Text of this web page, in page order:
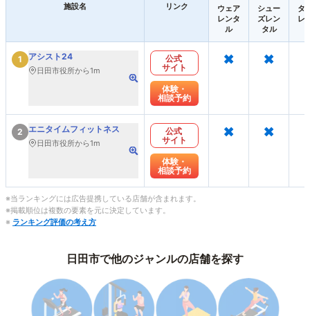
施設名 リンク
ウェア
レンタ
ル
シュー
ズレン
タル
タ
レ
1 アシスト24
日田市役所から1m
公式
サイト
体験・
相談予約
× ×
2 エニタイムフィットネス
日田市役所から1m
公式
サイト
体験・
相談予約
× ×
※当ランキングには広告提携している店舗が含まれます。
※掲載順位は複数の要素を元に決定しています。
※ ランキング評価の考え方
日田市で他のジャンルの店舗を探す